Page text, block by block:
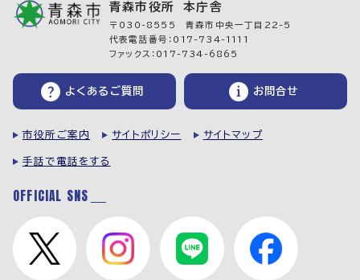
青森市役所 本庁舎
〒030-8555 青森市中央一丁目22-5
代表電話番号：017-734-1111
ファックス：017-734-6865
よくあるご質問 お問合せ
市役所ご案内 サイトポリシー サイトマップ
手話で電話をする
OFFICIAL SNS